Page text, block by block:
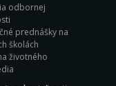
odbornej
prednášky na
školách
životného